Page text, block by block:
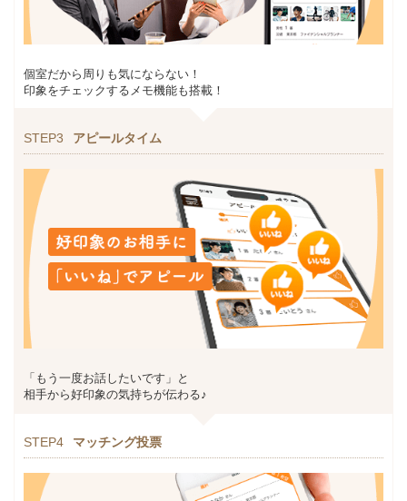
個室だから周りも気にならない！
印象をチェックするメモ機能も搭載！
STEP3 アピールタイム
「もう一度お話したいです」と
相手から好印象の気持ちが伝わる♪
STEP4 マッチング投票